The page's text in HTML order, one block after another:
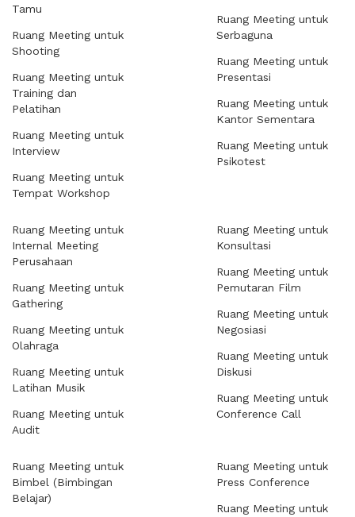
Tamu
Ruang Meeting untuk
Shooting
Ruang Meeting untuk
Training dan
Pelatihan
Ruang Meeting untuk
Interview
Ruang Meeting untuk
Tempat Workshop
Ruang Meeting untuk
Serbaguna
Ruang Meeting untuk
Presentasi
Ruang Meeting untuk
Kantor Sementara
Ruang Meeting untuk
Psikotest
Ruang Meeting untuk
Internal Meeting
Perusahaan
Ruang Meeting untuk
Gathering
Ruang Meeting untuk
Olahraga
Ruang Meeting untuk
Latihan Musik
Ruang Meeting untuk
Audit
Ruang Meeting untuk
Konsultasi
Ruang Meeting untuk
Pemutaran Film
Ruang Meeting untuk
Negosiasi
Ruang Meeting untuk
Diskusi
Ruang Meeting untuk
Conference Call
Ruang Meeting untuk
Bimbel (Bimbingan
Belajar)
Ruang Meeting untuk
Press Conference
Ruang Meeting untuk